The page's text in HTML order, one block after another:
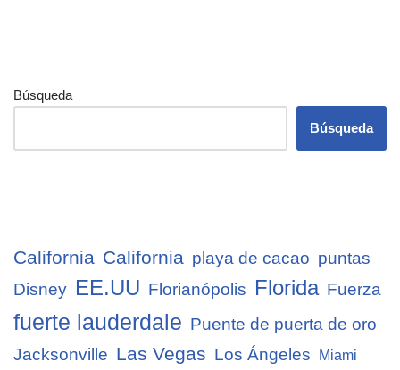
Búsqueda
Búsqueda
California California playa de cacao puntas
Disney EE.UU Florianópolis Florida Fuerza
fuerte lauderdale Puente de puerta de oro
Jacksonville Las Vegas Los Ángeles Miami